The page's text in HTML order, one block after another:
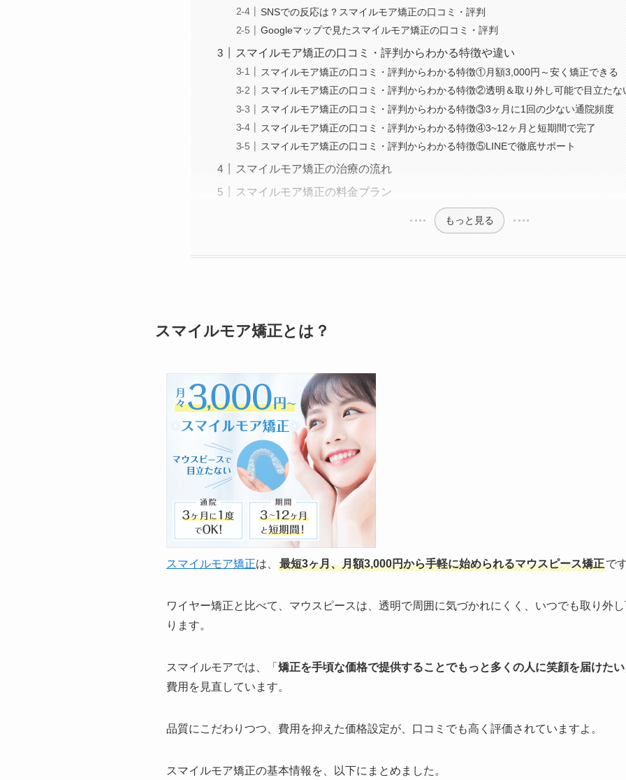
SNSでの反応は？スマイルモア矯正の口コミ・評判
Googleマップで見たスマイルモア矯正の口コミ・評判
スマイルモア矯正の口コミ・評判からわかる特徴や違い
スマイルモア矯正の口コミ・評判からわかる特徴①月額3,000円～安く矯正できる
スマイルモア矯正の口コミ・評判からわかる特徴②透明＆取り外し可能で目立たな
スマイルモア矯正の口コミ・評判からわかる特徴③3ヶ月に1回の少ない通院頻度
スマイルモア矯正の口コミ・評判からわかる特徴④3~12ヶ月と短期間で完了
スマイルモア矯正の口コミ・評判からわかる特徴⑤LINEで徹底サポート
スマイルモア矯正の治療の流れ
スマイルモア矯正の料金プラン
もっと見る
スマイルモア矯正とは？
スマイルモア矯正は、 最短3ヶ月、月額3,000円から手軽に始められるマウスピース矯正で
ワイヤー矯正と比べて、マウスピースは、透明で周囲に気づかれにくく、いつでも取り外
ります。
スマイルモアでは、「 矯正を手頃な価格で提供することでもっと多くの人に笑顔を届けたい
費用を見直しています。
品質にこだわりつつ、費用を抑えた価格設定が、口コミでも高く評価されていますよ。
スマイルモア矯正の基本情報を、以下にまとめました。